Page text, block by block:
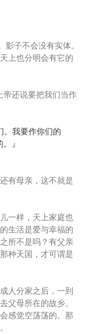
子不会没有实体。
上也分明会有它的
帝还说要把我们当作
。我要作你们的
』
有母亲，这不就是
一样，天上家庭也
生活是爱与幸福的
所不是吗？有父亲
种天国，才可谓是
人分家之后，一到
父母所在的故乡。
感觉空荡荡的。那